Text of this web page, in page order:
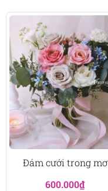
Đám cưới trong mơ
600.000₫